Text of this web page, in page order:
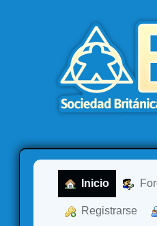
Inicio
Registrarse